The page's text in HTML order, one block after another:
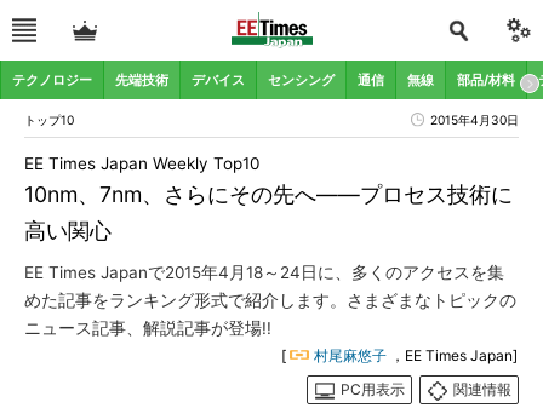
テクノロジー 先端技術 デバイス センシング 通信 無線 部品/材料
トップ10 2015年4月30日
10nm、7nm、さらにその先へ――プロセス技術に
高い関心
EE Times Japan Weekly Top10
EE Times Japanで2015年4月18～24日に、多くのアクセスを集
めた記事をランキング形式で紹介します。さまざまなトピックの
ニュース記事、解説記事が登場!!
[ 村尾麻悠子 ，EE Times Japan]
PC用表示
関連情報